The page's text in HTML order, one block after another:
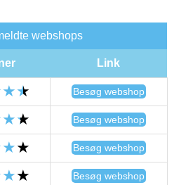
webshops
Link
Besøg webshop
Besøg webshop
Besøg webshop
Besøg webshop